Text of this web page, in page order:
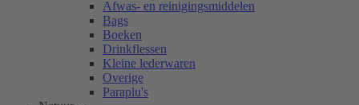
Afwas- en reinigingsmiddelen
Bags
Boeken
Drinkflessen
Kleine lederwaren
Overige
Paraplu's